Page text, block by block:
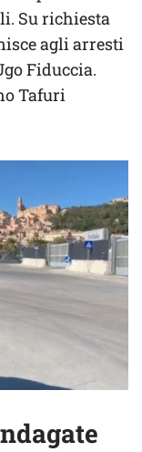
Su richiesta
agli arresti
Fiduccia.
Tafuri